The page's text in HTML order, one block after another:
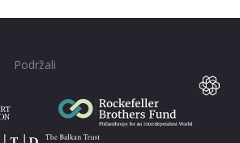
Podržali